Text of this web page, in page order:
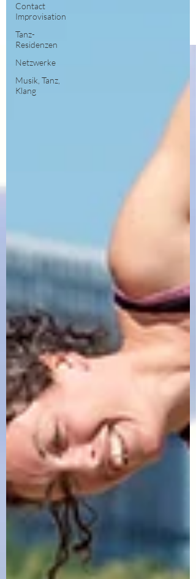
Contact
Improvisation
Tanz-
Residenzen
Netzwerke
Musik, Tanz,
Klang